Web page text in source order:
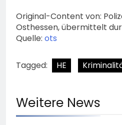
Original-Content von:
Osthessen, übermittelt
Quelle: ots
Tagged: HE
Weitere News